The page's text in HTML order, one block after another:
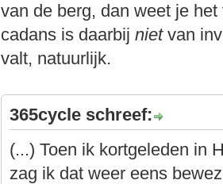
van de berg, dan weet je
cadans is daarbijnietvan
valt, natuurlijk.
365cycle schreef:
(...) Toen ik kortgeleden in
zag ik dat weer eens